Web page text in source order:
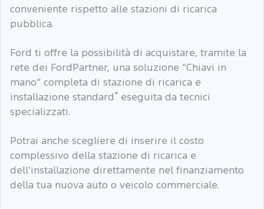
conveniente rispetto alle stazioni di ricarica
pubblica.
Ford ti offre la possibilità di acquistare, tramite la
rete dei FordPartner, una soluzione “Chiavi in
mano” completa di stazione di ricarica e
installazione standard * eseguita da tecnici
specializzati.
Potrai anche scegliere di inserire il costo
complessivo della stazione di ricarica e
dell’installazione direttamente nel finanziamento
della tua nuova auto o veicolo commerciale.